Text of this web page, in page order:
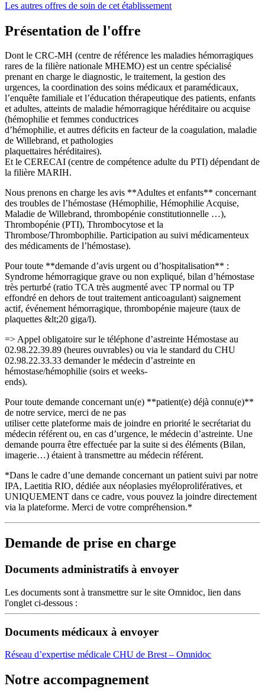
Les autres offres de soin de cet établissement
Présentation de l'offre
Dont le CRC-MH (centre de référence les maladies hémorragiques
rares de la filière nationale MHEMO) est un centre spécialisé
prenant en charge le diagnostic, le traitement, la gestion des
urgences, la coordination des soins médicaux et paramédicaux,
l’enquête familiale et l’éducation thérapeutique des patients, enfants
et adultes, atteints de maladie hémorragique héréditaire ou acquise
(hémophilie et femmes conductrices
d’hémophilie, et autres déficits en facteur de la coagulation, maladie
de Willebrand, et pathologies
plaquettaires héréditaires).
Et le CERECAI (centre de compétence adulte du PTI) dépendant de
la filière MARIH.
Nous prenons en charge les avis **Adultes et enfants** concernant
des troubles de l’hémostase (Hémophilie, Hémophilie Acquise,
Maladie de Willebrand, thrombopénie constitutionnelle …),
Thrombopénie (PTI), Thrombocytose et la
Thrombose/Thrombophilie. Participation au suivi médicamenteux
des médicaments de l’hémostase).
Pour toute **demande d’avis urgent ou d’hospitalisation** :
Syndrome hémorragique grave ou non expliqué, bilan d’hémostase
très perturbé (ratio TCA très augmenté avec TP normal ou TP
effondré en dehors de tout traitement anticoagulant) saignement
actif, événement hémorragique, thrombopénie majeure (taux de
plaquettes &lt;20 giga/l).
=> Appel obligatoire sur le téléphone d’astreinte Hémostase au
02.98.22.39.89 (heures ouvrables) ou via le standard du CHU
02.98.22.33.33 demander le médecin d’astreinte en
hémostase/hémophilie (soirs et weeks-
ends).
Pour toute demande concernant un(e) **patient(e) déjà connu(e)**
de notre service, merci de ne pas
utiliser cette plateforme mais de joindre en priorité le secrétariat du
médecin référent ou, en cas d’urgence, le médecin d’astreinte. Une
demande pourra être effectuée par la suite si des éléments (Bilan,
imagerie…) étaient à transmettre au médecin référent.
*Dans le cadre d’une demande concernant un patient suivi par notre
IPA, Laetitia RIO, dédiée aux néoplasies myéloprolifératives, et
UNIQUEMENT dans ce cadre, vous pouvez la joindre directement
via la plateforme. Merci de votre compréhension.*
Demande de prise en charge
Documents administratifs à envoyer
Les documents sont à transmettre sur le site Omnidoc, lien dans
l'onglet ci-dessous :
Documents médicaux à envoyer
Réseau d’expertise médicale CHU de Brest – Omnidoc
Notre accompagnement